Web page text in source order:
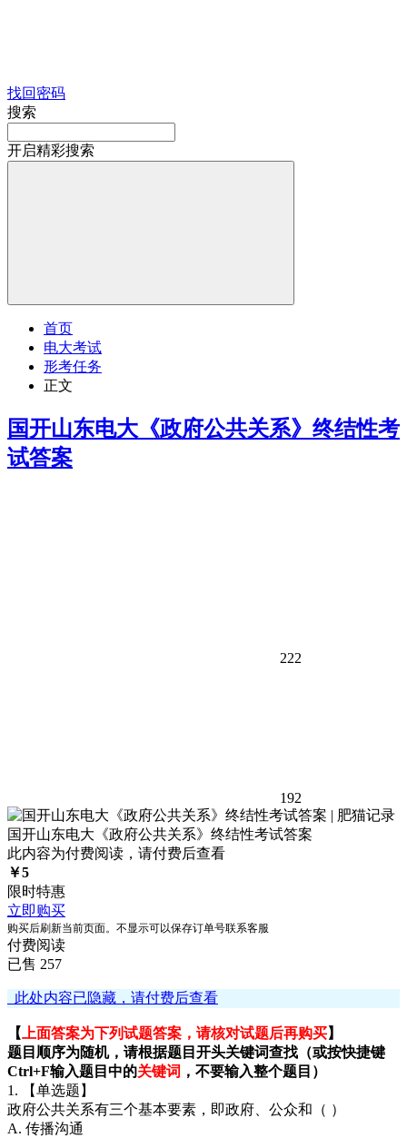
找回密码
搜索
开启精彩搜索
首页
电大考试
形考任务
正文
国开山东电大《政府公共关系》终结性考
试答案
222
192
国开山东电大《政府公共关系》终结性考试答案
此内容为付费阅读，请付费后查看
￥5
限时特惠
立即购买
购买后刷新当前页面。不显示可以保存订单号联系客服
付费阅读
已售 257
此处内容已隐藏，请付费后查看
【 上面答案为下列试题答案，请核对试题后再购买】
题目顺序为随机，请根据题目开头关键词查找（或按快捷键
Ctrl+F输入题目中的关键词 ，不要输入整个题目）
1. 【单选题】
政府公共关系有三个基本要素，即政府、公众和（ ）
A. 传播沟通